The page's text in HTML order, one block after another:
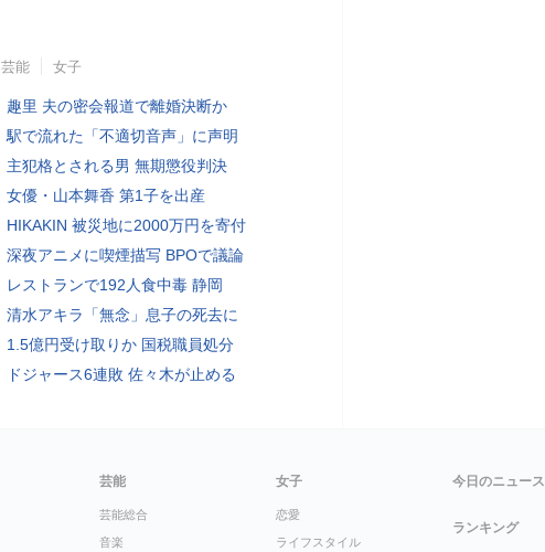
芸能 女子
趣里 夫の密会報道で離婚決断か
駅で流れた「不適切音声」に声明
主犯格とされる男 無期懲役判決
女優・山本舞香 第1子を出産
HIKAKIN 被災地に2000万円を寄付
深夜アニメに喫煙描写 BPOで議論
レストランで192人食中毒 静岡
清水アキラ「無念」息子の死去に
1.5億円受け取りか 国税職員処分
ドジャース6連敗 佐々木が止める
芸能
芸能総合
音楽
女子
恋愛
ライフスタイル
今日のニュース
ランキング